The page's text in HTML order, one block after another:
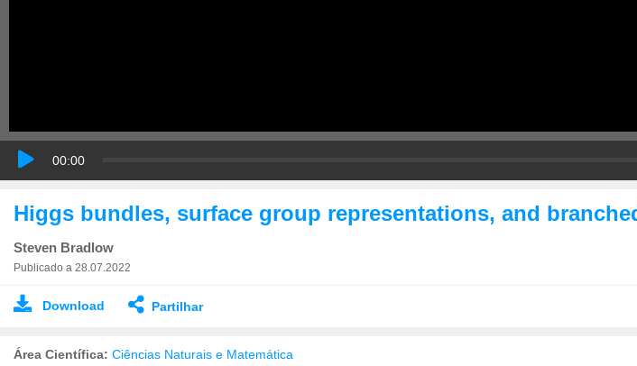
00:00
Higgs bundles, surface group representations, and
Steven Bradlow
Publicado a 28.07.2022
Download Partilhar
Área Científica: Ciências Naturais e Matemática